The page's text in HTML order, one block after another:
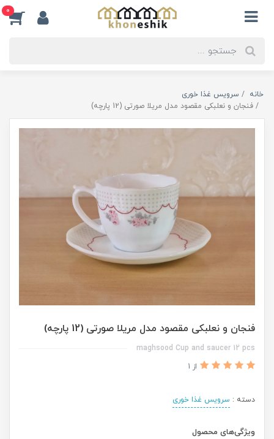
0
خانه
سرویس غذا خوری
فنجان و نعلبکی مقصود مدل مریلا صورتی (12 پارچه)
فنجان و نعلبکی مقصود مدل مریلا صورتی (12 پارچه)
maghsood Cup and saucer 12 pcs
از 1
دسته : سرویس غذا خوری
ویژگی‌های محصول